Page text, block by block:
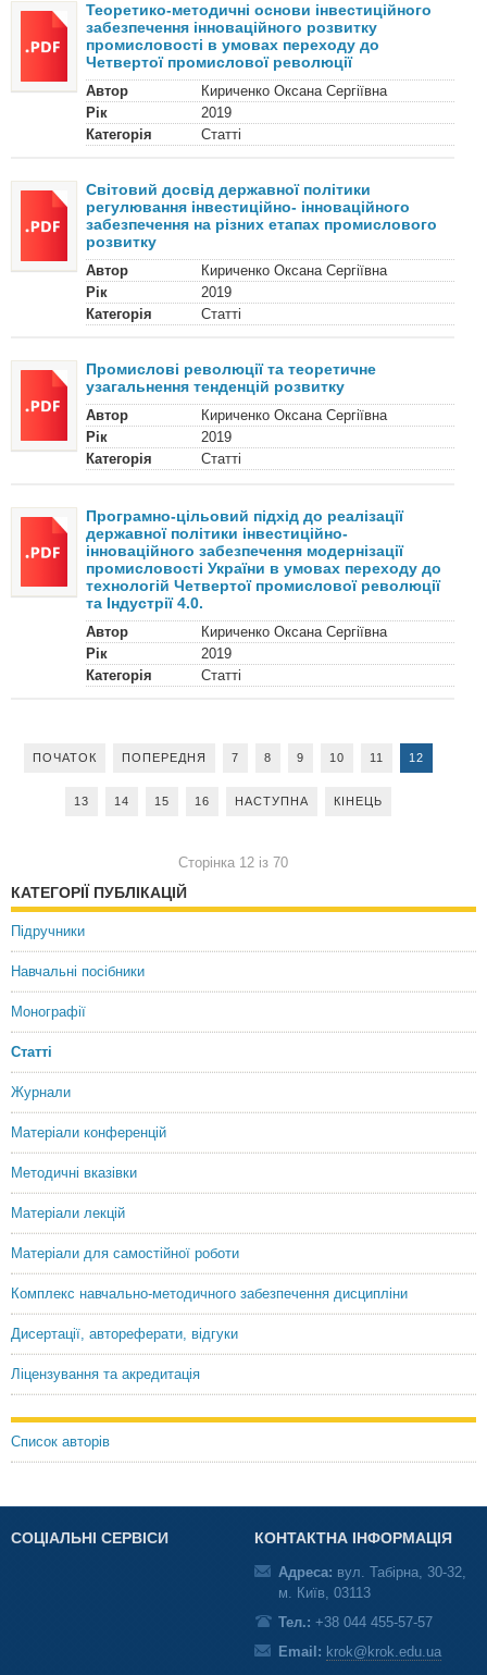
Теоретико-методичні основи інвестиційного
забезпечення інноваційного розвитку
промисловості в умовах переходу до
Четвертої промислової революції
Автор
Кириченко Оксана Сергіївна
Рік
2019
Категорія
Статті
Світовий досвід державної політики
регулювання інвестиційно- інноваційного
забезпечення на різних етапах промислового
розвитку
Автор
Кириченко Оксана Сергіївна
Рік
2019
Категорія
Статті
Промислові революції та теоретичне
узагальнення тенденцій розвитку
Автор
Кириченко Оксана Сергіївна
Рік
2019
Категорія
Статті
Програмно-цільовий підхід до реалізації
державної політики інвестиційно-
інноваційного забезпечення модернізації
промисловості України в умовах переходу до
технологій Четвертої промислової революції
та Індустрії 4.0.
Автор
Кириченко Оксана Сергіївна
Рік
2019
Категорія
Статті
ПОЧАТОК ПОПЕРЕДНЯ 7 8 9 10 11 12
13 14 15 16 НАСТУПНА КІНЕЦЬ
Сторінка 12 із 70
КАТЕГОРІЇ ПУБЛІКАЦІЙ
Підручники
Навчальні посібники
Монографії
Статті
Журнали
Матеріали конференцій
Методичні вказівки
Матеріали лекцій
Матеріали для самостійної роботи
Комплекс навчально-методичного забезпечення дисципліни
Дисертації, автореферати, відгуки
Ліцензування та акредитація
Список авторів
СОЦІАЛЬНІ СЕРВІСИ КОНТАКТНА ІНФОРМАЦІЯ
Адреса: вул. Табірна, 30-32,
м. Київ, 03113
Тел.: +38 044 455-57-57
Email: krok@krok.edu.ua